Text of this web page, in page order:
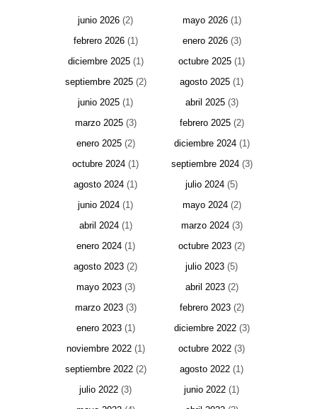
junio 2026 (2) mayo 2026(1)
febrero 2026(1) enero 2026(3)
diciembre 2025(1) octubre 2025 (1)
septiembre 2025(2) agosto 2025 (1)
junio 2025 (1) abril 2025(3)
marzo 2025(3) febrero 2025(2)
enero 2025(2) diciembre 2024(1)
octubre 2024 (1) septiembre 2024(3)
agosto 2024 (1) julio 2024 (5)
junio 2024 (1) mayo 2024(2)
abril 2024(1) marzo 2024(3)
enero 2024(1) octubre 2023 (2)
agosto 2023 (2) julio 2023 (5)
mayo 2023(3) abril 2023(2)
marzo 2023(3) febrero 2023(2)
enero 2023(1) diciembre 2022(3)
noviembre 2022(1) octubre 2022 (3)
septiembre 2022(2) agosto 2022 (1)
julio 2022 (3) junio 2022 (1)